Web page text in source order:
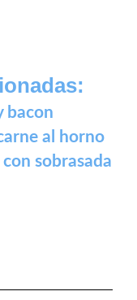
bacon
al horno
sobrasada